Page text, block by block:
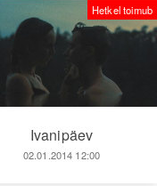
Ivanipäev
02.01.2014 12:00
Hetkel toimub